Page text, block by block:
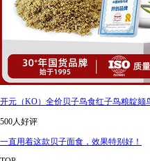
开元（KO）全价贝子鸟食红子鸟粮靛颏
500人好评
一直用着这款贝子面食，效果特别好！